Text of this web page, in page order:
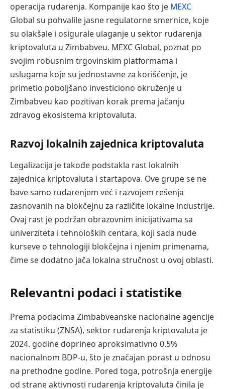
operacija rudarenja. Kompanije kao što je MEXC
Global su pohvalile jasne regulatorne smernice, koje
su olakšale i osigurale ulaganje u sektor rudarenja
kriptovaluta u Zimbabveu. MEXC Global, poznat po
svojim robusnim trgovinskim platformama i
uslugama koje su jednostavne za korišćenje, je
primetio poboljšano investiciono okruženje u
Zimbabveu kao pozitivan korak prema jačanju
zdravog ekosistema kriptovaluta.
Razvoj lokalnih zajednica kriptovaluta
Legalizacija je takođe podstakla rast lokalnih
zajednica kriptovaluta i startapova. Ove grupe se ne
bave samo rudarenjem već i razvojem rešenja
zasnovanih na blokčejnu za različite lokalne industrije.
Ovaj rast je podržan obrazovnim inicijativama sa
univerziteta i tehnoloških centara, koji sada nude
kurseve o tehnologiji blokčejna i njenim primenama,
čime se dodatno jača lokalna stručnost u ovoj oblasti.
Relevantni podaci i statistike
Prema podacima Zimbabveanske nacionalne agencije
za statistiku (ZNSA), sektor rudarenja kriptovaluta je
2024. godine doprineo aproksimativno 0.5%
nacionalnom BDP-u, što je značajan porast u odnosu
na prethodne godine. Pored toga, potrošnja energije
od strane aktivnosti rudarenja kriptovaluta činila je